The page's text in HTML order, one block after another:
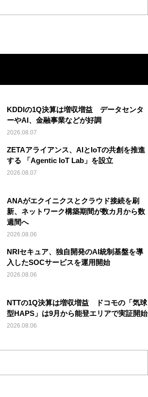
KDDIの1Q決算は増収増益 データセンタ
ーやAI、金融事業などが好調
2026.08.07
ZETAアライアンス、AIとIoTの共創を推進
する 「Agentic IoT Lab」を設立
2026.08.07
ANAがエクイニクスとクラウド接続を刷
新、ネットワーク構築期間が数カ月から数
週間へ
2026.08.06
NRIセキュア、独自開発のAI統制基盤を導
入したSOCサービスを運用開始
2026.08.06
NTTの1Q決算は増収増益 ドコモの「気球
型HAPS」は9月から能登エリアで実証開始
2026.08.06